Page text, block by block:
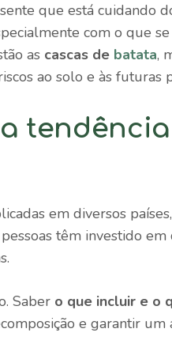
que está cuidando
com o que
as cascas de batata,
ao solo e às futuras
em diversos
pessoas têm investido
Saber o que incluir e o
e garantir